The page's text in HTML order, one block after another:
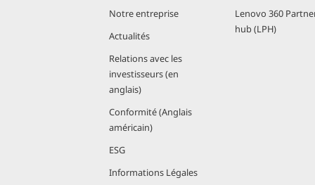
Notre entreprise
Actualités
Relations avec les
investisseurs (en
anglais)
Conformité (Anglais
américain)
ESG
Informations Légales
Lenovo 360
hub (LPH)